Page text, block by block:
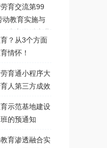
劳育交流第99
动教育实施与
合实操技能专
化工职业学院
？从3个方面
情怀！
育通小程序大
人第三方成效
示范基地建设
的预通知
育渗透融合实